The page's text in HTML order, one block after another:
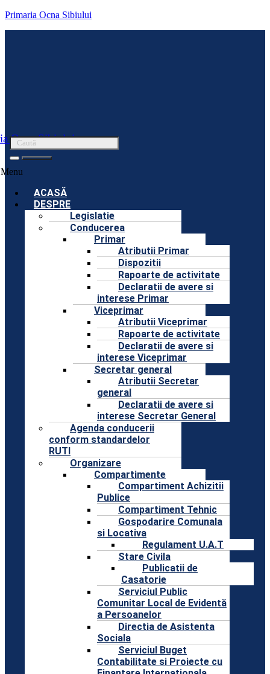
Primaria Ocna Sibiului
Ocna Sibiului
Menu
ACASĂ
DESPRE
Legislatie
Conducerea
Primar
Atributii Primar
Dispozitii
Rapoarte de activitate
Declaratii de avere si
interese Primar
Viceprimar
Atributii Viceprimar
Rapoarte de activitate
Declaratii de avere si
interese Viceprimar
Secretar general
Atributii Secretar
general
Declaratii de avere si
interese Secretar General
Agenda conducerii
conform standardelor
RUTI
Organizare
Compartimente
Compartiment Achizitii
Publice
Compartiment Tehnic
Gospodarire Comunala
si Locativa
Regulament U.A.T
Stare Civila
Publicatii de
Casatorie
Serviciul Public
Comunitar Local de Evidentă
a Persoanelor
Directia de Asistenta
Sociala
Serviciul Buget
Contabilitate si Proiecte cu